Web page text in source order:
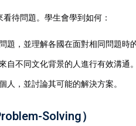
待問題。學生會學到如何：
，並理解各國在面對相同問題時
不同文化背景的人進行有效溝通。
人，並討論其可能的解決方案。
Solving）